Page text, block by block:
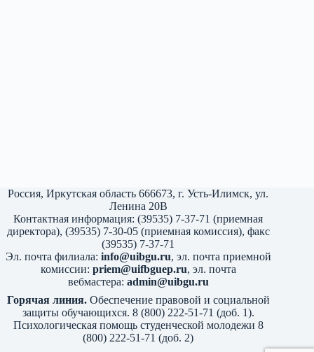
Россия, Иркутская область 666673, г. Усть-Илимск, ул.
Ленина 20В
Контактная информация: (39535) 7-37-71 (приемная
директора), (39535) 7-30-05 (приемная комиссия), факс
(39535) 7-37-71
Эл. почта филиала: info@uibgu.ru, эл. почта приемной
комиссии: priem@uifbguep.ru, эл. почта
вебмастера: admin@uibgu.ru
Горячая линия.Обеспечение правовой и социальной
защиты обучающихся. 8 (800) 222-51-71 (доб. 1).
Психологическая помощь студенческой молодежи 8
(800) 222-51-71 (доб. 2)